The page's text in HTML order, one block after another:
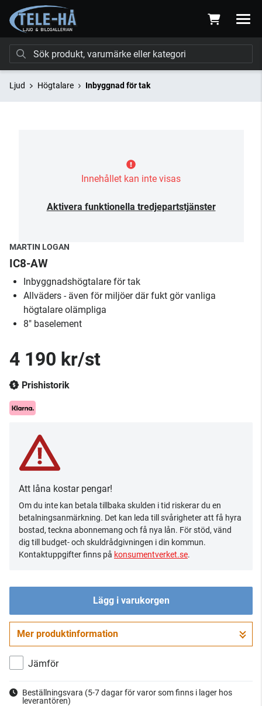
Ljud Högtalare Inbyggnad för tak
Innehållet kan inte visas
Aktivera funktionella tredjepartstjänster
MARTIN LOGAN
IC8-AW
Inbyggnadshögtalare för tak
Allväders - även för miljöer där fukt gör vanliga
högtalare olämpliga
8" baselement
4 190 kr/st
Prishistorik
Att låna kostar pengar!
Om du inte kan betala tillbaka skulden i tid riskerar du en
betalningsanmärkning. Det kan leda till svårigheter att få hyra
bostad, teckna abonnemang och få nya lån. För stöd, vänd
dig till budget- och skuldrådgivningen i din kommun.
Kontaktuppgifter finns på konsumentverket.se.
Lägg i varukorgen
Gå till kassan
Mer produktinformation
Jämför
Beställningsvara (5-7 dagar för varor som finns i lager hos
leverantören)